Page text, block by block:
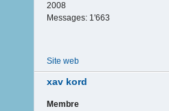
2008
Messages: 1'663
Site web
xav kord
Membre